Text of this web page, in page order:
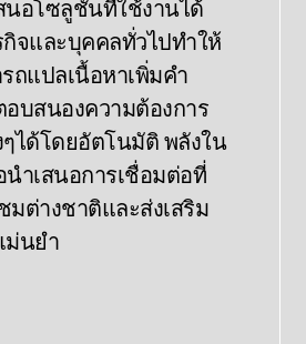
นอโซลูชันที่ใช้งานได้
จและบุคคลทั่วไปทําให้
ถแปลเนื้อหาเพิ่มคํา
บสนองความต้องการ
ได้โดยอัตโนมัติ พลังใน
าเสนอการเชื่อมต่อที่
มต่างชาติและส่งเสริม
ม่นยํา